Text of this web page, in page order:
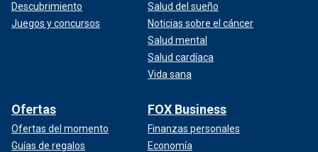
Descubrimiento
Juegos y concursos
Salud del sueño
Noticias sobre el cáncer
Salud mental
Salud cardíaca
Vida sana
Ofertas
Ofertas del momento
Guías de regalos
FOX Business
Finanzas personales
Economía